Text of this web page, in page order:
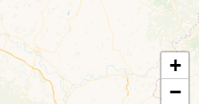
+
−